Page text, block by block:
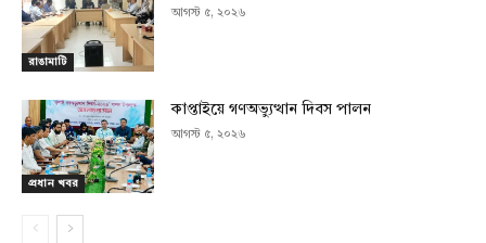
রাঙামাটি
আগস্ট ৫, ২০২৬
প্রধান খবর
কাপ্তাইয়ে গণঅভ্যুত্থান দিবস পালন
আগস্ট ৫, ২০২৬